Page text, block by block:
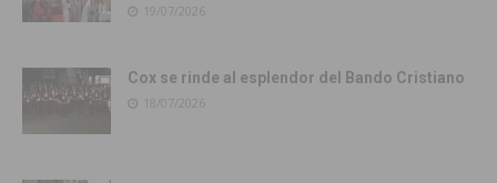
19/07/2026
Cox se rinde al esplendor del Bando Cristiano
18/07/2026